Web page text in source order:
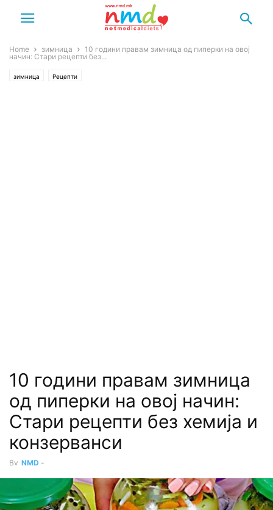
Home зимница
10 години правам зимница од пиперки на овој
начин: Стари рецепти без...
зимница Рецепти
10 години правам зимница
од пиперки на овој начин:
Стари рецепти без хемија и
конзерванси
By NMD -